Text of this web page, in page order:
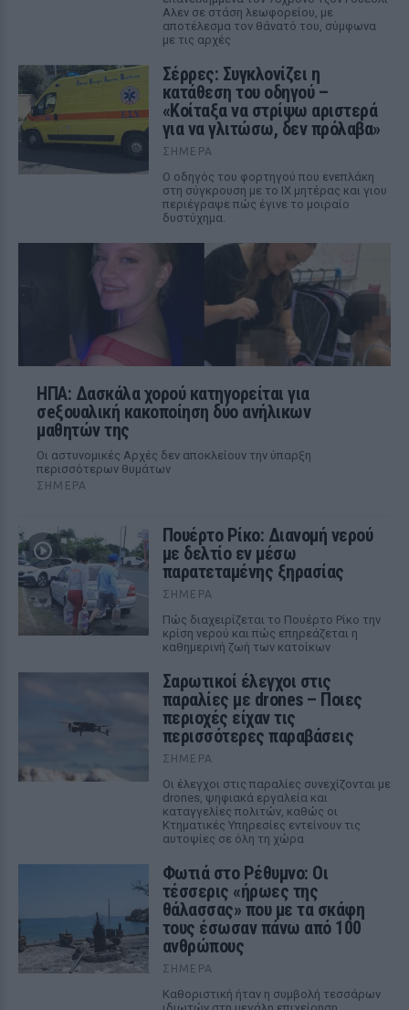
Αλεν σε στάση λεωφορείου, με
αποτέλεσμα τον θάνατό του, σύμφωνα
με τις αρχές
Σέρρες: Συγκλονίζει η
κατάθεση του οδηγού –
«Κοίταξα να στρίψω αριστερά
για να γλιτώσω, δεν πρόλαβα»
ΣΉΜΕΡΑ
Ο οδηγός του φορτηγού που ενεπλάκη
στη σύγκρουση με το ΙΧ μητέρας και γιου
περιέγραψε πώς έγινε το μοιραίο
δυστύχημα.
ΗΠΑ: Δασκάλα χορού κατηγορείται για
σeξουαλική κακοποίηση δύο ανήλικων
μαθητών της
Οι αστυνομικές Αρχές δεν αποκλείουν την ύπαρξη
περισσότερων θυμάτων
ΣΉΜΕΡΑ
Πουέρτο Ρίκο: Διανομή νερού
με δελτίο εν μέσω
παρατεταμένης ξηρασίας
ΣΉΜΕΡΑ
Πώς διαχειρίζεται το Πουέρτο Ρίκο την
κρίση νερού και πώς επηρεάζεται η
καθημερινή ζωή των κατοίκων
Σαρωτικοί έλεγχοι στις
παραλίες με drones – Ποιες
περιοχές είχαν τις
περισσότερες παραβάσεις
ΣΉΜΕΡΑ
Οι έλεγχοι στις παραλίες συνεχίζονται με
drones, ψηφιακά εργαλεία και
καταγγελίες πολιτών, καθώς οι
Κτηματικές Υπηρεσίες εντείνουν τις
αυτοψίες σε όλη τη χώρα
Φωτιά στο Ρέθυμνο: Οι
τέσσερις «ήρωες της
θάλασσας» που με τα σκάφη
τους έσωσαν πάνω από 100
ανθρώπους
ΣΉΜΕΡΑ
Καθοριστική ήταν η συμβολή τεσσάρων